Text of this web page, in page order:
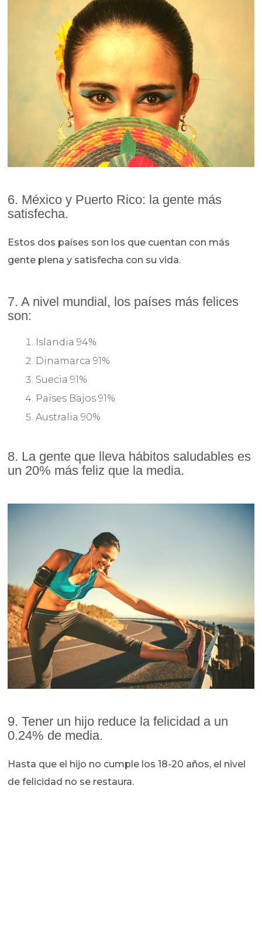
6. México y Puerto Rico: la gente más
satisfecha.
Estos dos países son los que cuentan con más
gente plena y satisfecha con su vida.
7. A nivel mundial, los países más felices
son:
Islandia 94%
Dinamarca 91%
Suecia 91%
Países Bajos 91%
Australia 90%
8. La gente que lleva hábitos saludables es
un 20% más feliz que la media.
9. Tener un hijo reduce la felicidad a un
0.24% de media.
Hasta que el hijo no cumple los 18-20 años, el nivel
de felicidad no se restaura.